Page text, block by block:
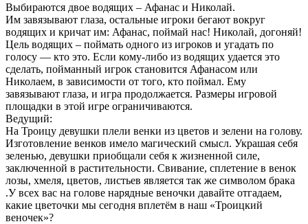
Выбираются двое водящих – Афанас и Николай.
Им завязывают глаза, остальные игроки бегают вокруг
водящих и кричат им: Афанас, поймай нас! Николай, догоняй!
Цель водящих – поймать одного из игроков и угадать по
голосу — кто это. Если кому-либо из водящих удается это
сделать, пойманный игрок становится Афанасом или
Николаем, в зависимости от того, кто поймал. Ему
завязывают глаза, и игра продолжается. Размеры игровой
площадки в этой игре ограничиваются.
Ведущий:
На Троицу девушки плели венки из цветов и зелени на голову.
Изготовление венков имело магический смысл. Украшая себя
зеленью, девушки приобщали себя к жизненной силе,
заключенной в растительности. Свивание, сплетение в венок
лозы, хмеля, цветов, листьев является так же символом брака
.У всех вас на голове нарядные веночки давайте отгадаем,
какие цветочки мы сегодня вплетём в наш «Троицкий
веночек»?